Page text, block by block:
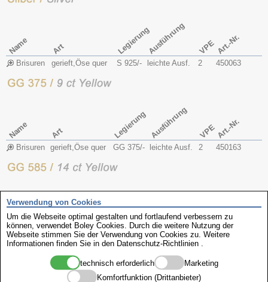
Name Art LegierungAusführung VPE Art.-Nr.
Brisuren gerieft,Öse quer S 925/- leichte Ausf. 2 450063
Name Art Legierung Ausführung VPE Art.-Nr.
Brisuren gerieft,Öse quer GG 375/- leichte Ausf. 2 450163
Name Art LegierungAusführung VPEArt.-Nr.
Brisuren gerieft,Öse quer GG 585/- leichte Ausf. 450263
weitere interessante Produkte
Verwendung von Cookies
Um die Webseite optimal gestalten und fortlaufend verbessern zu
können, verwendet Boley Cookies. Durch die weitere Nutzung der
Webseite stimmen Sie der Verwendung von Cookies zu. Weitere
Informationen finden Sie in den Datenschutz-Richtlinien
technisch erforderlich
Marketing
Komfortfunktion (Drittanbieter)